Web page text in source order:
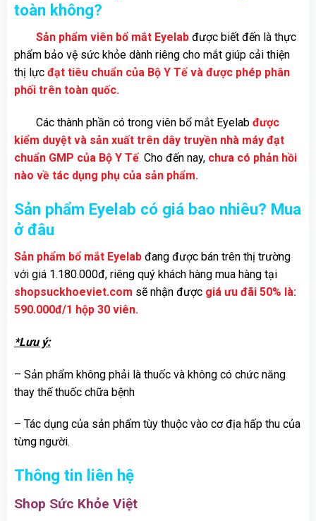
toàn không?
Sản phẩm viên bổ mắt Eyelabđược biết đến là thực
phẩm bảo vệ sức khỏe dành riêng cho mắt giúp cải thiện
thị lực đạt tiêu chuẩn của Bộ Y Tế và được phép phân
phối trên toàn quốc.
Các thành phần có trong viên bổ mắt Eyelab được
kiểm duyệt và sản xuất trên dây truyền nhà máy đạt
chuẩn GMP của Bộ Y Tế. Cho đến nay, chưa có phản hồi
nào về tác dụng phụ của sản phẩm.
Sản phẩm Eyelab có giá bao nhiêu? Mua
ở đâu
Sản phẩm bổ mắt Eyelabđang được bán trên thị trường
với giá 1.180.000đ, riêng quý khách hàng mua hàng tại
shopsuckhoeviet.com sẽ nhận được giá ưu đãi 50% là:
590.000đ/1 hộp 30 viên.
*Lưu ý:
– Sản phẩm không phải là thuốc và không có chức năng
thay thế thuốc chữa bệnh
– Tác dụng của sản phẩm tùy thuộc vào cơ địa hấp thu của
từng người.
Thông tin liên hệ
Shop Sức Khỏe Việt